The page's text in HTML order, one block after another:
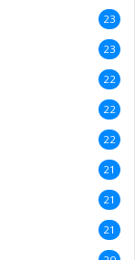
23
23
22
22
22
21
21
21